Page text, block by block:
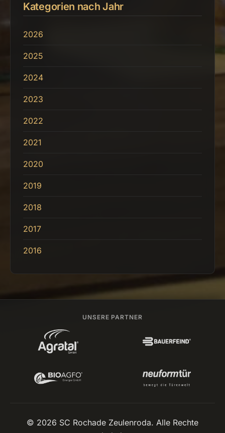
Kategorien nach Jahr
2026
2025
2024
2023
2022
2021
2020
2019
2018
2017
2016
UNSERE PARTNER
© 2026 SC Rochade Zeulenroda. Alle Rechte